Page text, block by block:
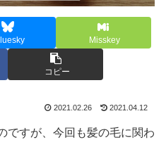
Misskey
コピー
2021.02.26 2021.04.12
ですが、今回も髪の毛に関わ